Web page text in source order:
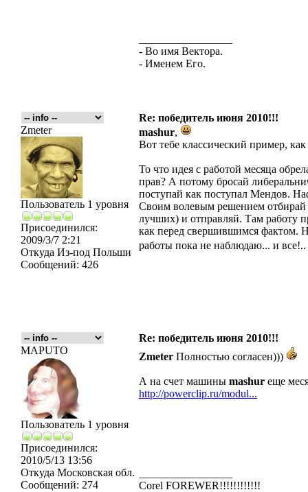
- Во имя Вектора.
- Именем Его.
Re: победитель июня 2010!!!
Zmeter
Пользователь 1 уровня
Присоединился:
2009/3/7 2:21
Откуда Из-под Польши
Сообщений: 426
mashur,
Вот тебе классический пример,
То что идея с работой месяца
прав? А потому бросай
поступай как поступал Мендов.
Своим волевым решением отбирай
лучших) и отправляй. Там работу
как перед свершившимся фактом.
работы пока не наблюдаю... и
Re: победитель июня 2010!!!
MAPUTO
Пользователь 1 уровня
Присоединился:
2010/5/13 13:56
Откуда Московская обл.
Сообщений: 274
Zmeter Полностью согласен)))
А на счет машины mashur еще
http://powerclip.ru/modul...
Corel FOREWER!!!!!!!!!!!!